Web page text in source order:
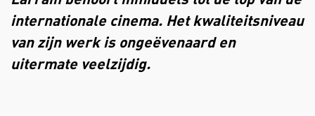
internationale cinema. Het kwaliteitsniveau
van zijn werk is ongeëvenaard en
uitermate veelzijdig.